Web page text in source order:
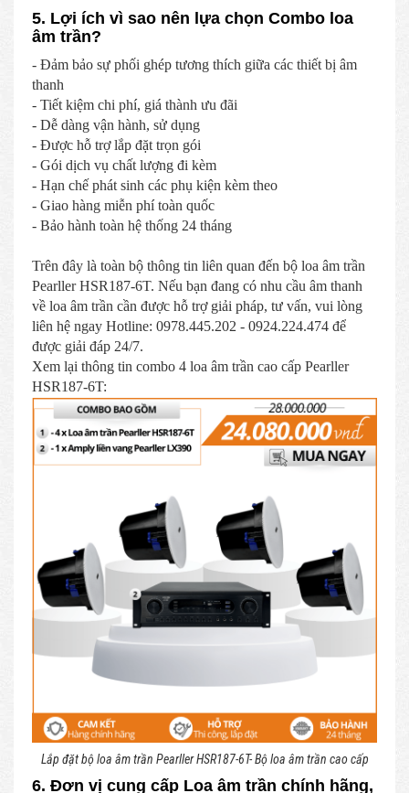
5. Lợi ích vì sao nên lựa chọn Combo loa
âm trần?
- Đảm bảo sự phối ghép tương thích giữa các thiết bị âm
thanh
- Tiết kiệm chi phí, giá thành ưu đãi
- Dễ dàng vận hành, sử dụng
- Được hỗ trợ lắp đặt trọn gói
- Gói dịch vụ chất lượng đi kèm
- Hạn chế phát sinh các phụ kiện kèm theo
- Giao hàng miễn phí toàn quốc
- Bảo hành toàn hệ thống 24 tháng
Trên đây là toàn bộ thông tin liên quan đến bộ loa âm trần
Pearller HSR187-6T. Nếu bạn đang có nhu cầu âm thanh
về loa âm trần cần được hỗ trợ giải pháp, tư vấn, vui lòng
liên hệ ngay Hotline: 0978.445.202 - 0924.224.474 để
được giải đáp 24/7.
Xem lại thông tin combo 4 loa âm trần cao cấp Pearller
HSR187-6T:
Lắp đặt bộ loa âm trần Pearller HSR187-6T- Bộ loa âm trần cao cấp
6. Đơn vị cung cấp Loa âm trần chính hãng,